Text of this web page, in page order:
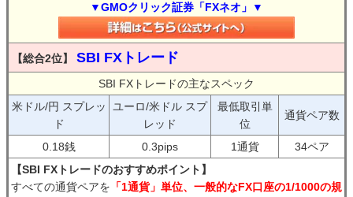
▼GMOクリック証券「FXネオ」▼
【総合2位】 SBI FXトレード
SBI FXトレードの主なスペック
米ドル/円 スプレッ
ド
ユーロ/米ドル スプ
レッド
最低取引単
位
通貨ペア数
0.18銭 0.3pips 1通貨
34ペア
【SBI FXトレードのおすすめポイント】
すべての通貨ペアを 「1通貨」単位、一般的なFX口座の1/1000の規